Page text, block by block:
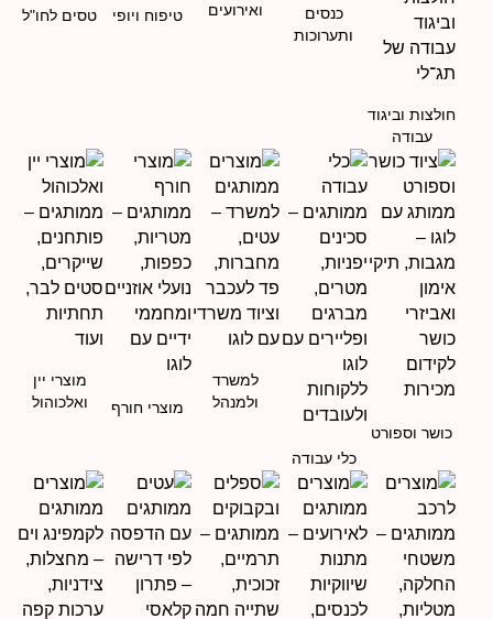
חולצות וביגוד
עבודה
כנסים
ותערוכות
ואירועים
טיפוח ויופי טסים לחו"ל
כושר וספורט
כלי עבודה
למשרד
ולמנהל
מוצרי חורף
מוצרי יין
ואלכוהול